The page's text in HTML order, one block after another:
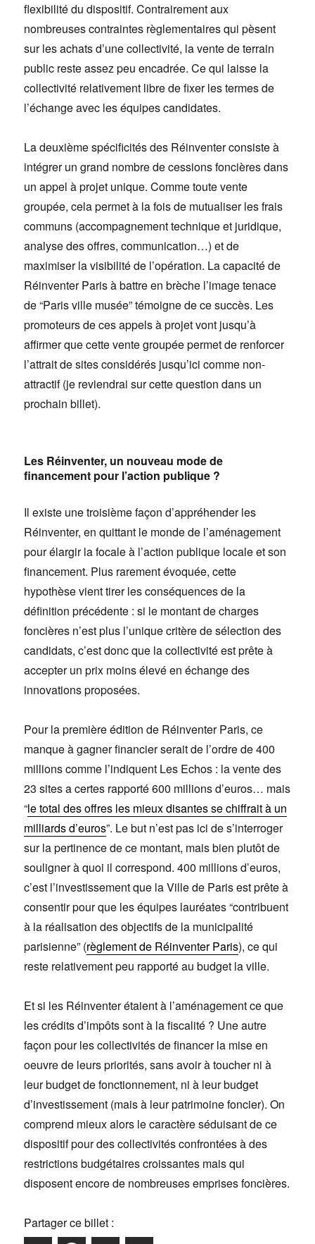
flexibilité du dispositif. Contrairement aux
nombreuses contraintes règlementaires qui pèsent
sur les achats d’une collectivité, la vente de terrain
public reste assez peu encadrée. Ce qui laisse la
collectivité relativement libre de fixer les termes de
l’échange avec les équipes candidates.
La deuxième spécificités des Réinventer consiste à
intégrer un grand nombre de cessions foncières dans
un appel à projet unique. Comme toute vente
groupée, cela permet à la fois de mutualiser les frais
communs (accompagnement technique et juridique,
analyse des offres, communication…) et de
maximiser la visibilité de l’opération. La capacité de
Réinventer Paris à battre en brèche l’image tenace
de “Paris ville musée” témoigne de ce succès. Les
promoteurs de ces appels à projet vont jusqu’à
affirmer que cette vente groupée permet de renforcer
l’attrait de sites considérés jusqu’ici comme non-
attractif (je reviendrai sur cette question dans un
prochain billet).
Les Réinventer, un nouveau mode de
financement pour l’action publique ?
Il existe une troisième façon d’appréhender les
Réinventer, en quittant le monde de l’aménagement
pour élargir la focale à l’action publique locale et son
financement. Plus rarement évoquée, cette
hypothèse vient tirer les conséquences de la
définition précédente : si le montant de charges
foncières n’est plus l’unique critère de sélection des
candidats, c’est donc que la collectivité est prête à
accepter un prix moins élevé en échange des
innovations proposées.
Pour la première édition de Réinventer Paris, ce
manque à gagner financier serait de l’ordre de 400
millions comme l’indiquent Les Echos : la vente des
23 sites a certes rapporté 600 millions d’euros… mais
“le total des offres les mieux disantes se chiffrait à un
milliards d’euros”. Le but n’est pas ici de s’interroger
sur la pertinence de ce montant, mais bien plutôt de
souligner à quoi il correspond. 400 millions d’euros,
c’est l’investissement que la Ville de Paris est prête à
consentir pour que les équipes lauréates “contribuent
à la réalisation des objectifs de la municipalité
parisienne” (règlement de Réinventer Paris), ce qui
reste relativement peu rapporté au budget la ville.
Et si les Réinventer étaient à l’aménagement ce que
les crédits d’impôts sont à la fiscalité ? Une autre
façon pour les collectivités de financer la mise en
oeuvre de leurs priorités, sans avoir à toucher ni à
leur budget de fonctionnement, ni à leur budget
d’investissement (mais à leur patrimoine foncier). On
comprend mieux alors le caractère séduisant de ce
dispositif pour des collectivités confrontées à des
restrictions budgétaires croissantes mais qui
disposent encore de nombreuses emprises foncières.
Partager ce billet :